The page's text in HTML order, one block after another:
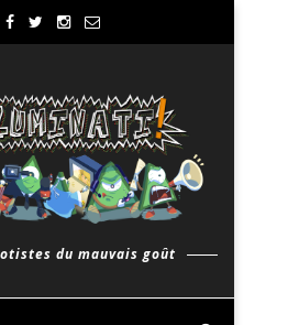
du mauvais goût